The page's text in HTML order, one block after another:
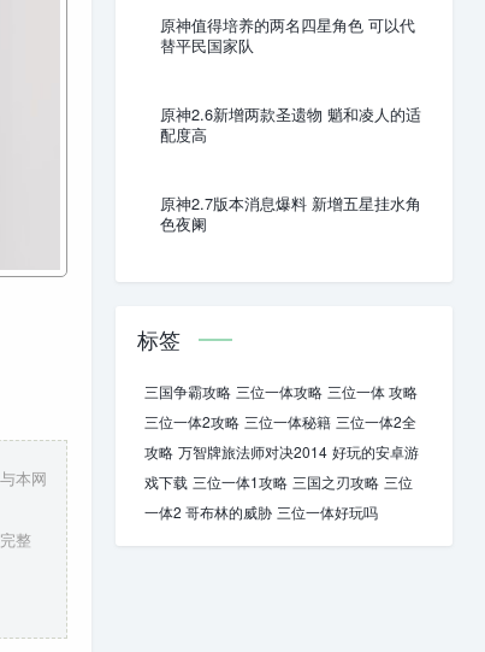
本网
整
原神值得培养的两名四星角色 可以代
替平民国家队
原神2.6新增两款圣遗物 魈和凌人的适
配度高
原神2.7版本消息爆料 新增五星挂水角
色夜阑
标签
三国争霸攻略 三位一体攻略 三位一体 攻略
三位一体2攻略 三位一体秘籍 三位一体2全
攻略 万智牌旅法师对决2014 好玩的安卓游
戏下载 三位一体1攻略 三国之刃攻略 三位
一体2 哥布林的威胁 三位一体好玩吗